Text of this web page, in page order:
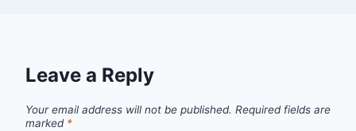
Leave a Reply
Your email address will not be published. Required fields are
marked *